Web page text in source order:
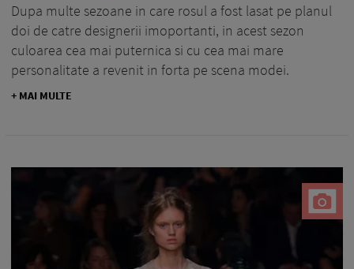
Dupa multe sezoane in care rosul a fost lasat pe planul
doi de catre designerii imoportanti, in acest sezon
culoarea cea mai puternica si cu cea mai mare
personalitate a revenit in forta pe scena modei.
+ MAI MULTE